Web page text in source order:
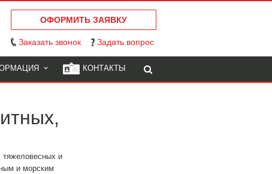
ОФОРМИТЬ ЗАЯВКУ
Заказать звонок Задать вопрос
КОНТАКТЫ
тяжеловесных и
и морским